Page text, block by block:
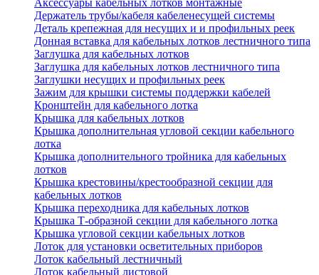
Аксессуары кабельных лотков монтажные
Держатель трубы/кабеля кабеленесущей системы
Деталь крепежная для несущих и и профильных реек
Донная вставка для кабельных лотков лестничного типа
Заглушка для кабельных лотков
Заглушка для кабельных лотков лестничного типа
Заглушки несущих и профильных реек
Зажим для крышки системы поддержки кабелей
Кронштейн для кабельного лотка
Крышка для кабельных лотков
Крышка дополнительная угловой секции кабельного
лотка
Крышка дополнительного тройника для кабельных
лотков
Крышка крестовины/крестообразной секции для
кабельных лотков
Крышка переходника для кабельных лотков
Крышка Т-образной секции для кабельного лотка
Крышка угловой секции кабельных лотков
Лоток для установки осветительных приборов
Лоток кабельный лестничный
Лоток кабельный листовой